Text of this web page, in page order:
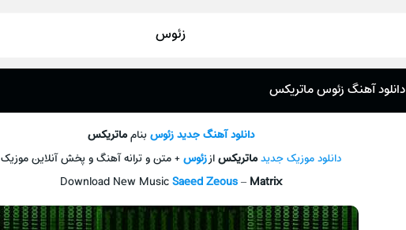
زئوس
دانلود آهنگ زئوس ماتریکس
دانلود آهنگ جدیدزئوسبنامماتریکس
دانلود موزیک جدیدماتریکساززئوس+ متن و ترانه آهنگ و پخش آنلاین موزیک
Download New MusicSaeed Zeous– Matrix